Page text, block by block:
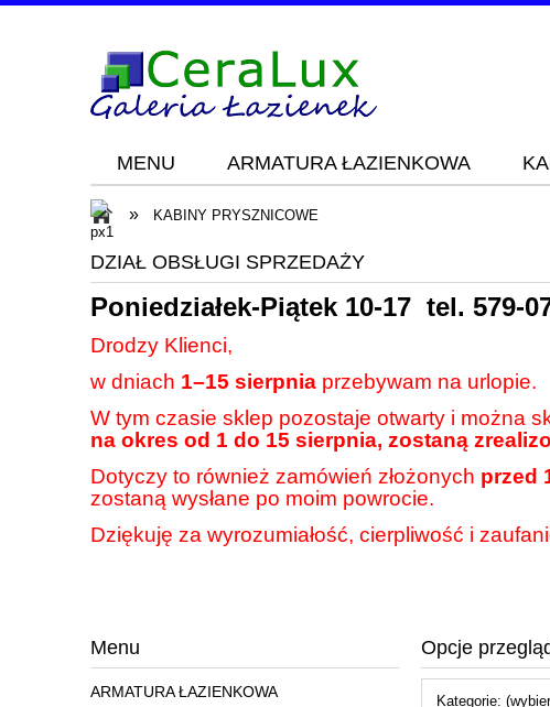
MENU ARMATURA ŁAZIENKOWA
Blog KONTAKT
» KABINY PRYSZNICOWE
DZIAŁ OBSŁUGI SPRZEDAŻY
Poniedziałek-Piątek 10-17 tel. 579-
Drodzy Klienci,
w dniach 1–15 sierpnia przebywam na urlopie.
W tym czasie sklep pozostaje otwarty i można
na okres od 1 do 15 sierpnia, zostaną
Dotyczy to również zamówień złożonych przed
zostaną wysłane po moim powrocie.
Dziękuję za wyrozumiałość, cierpliwość i
Menu
ARMATURA ŁAZIENKOWA
Opcje
Kategorie: